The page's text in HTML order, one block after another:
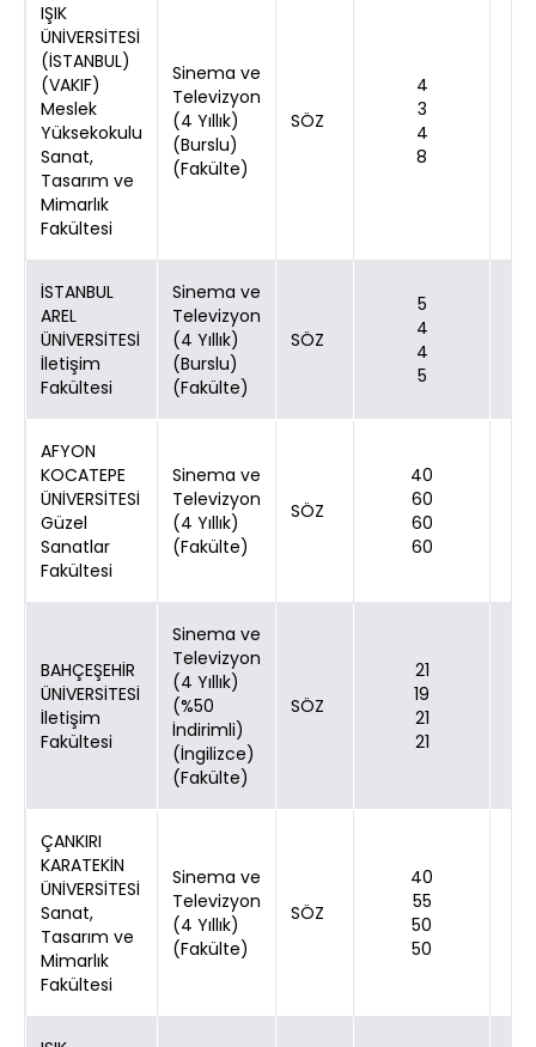
IŞIK
ÜNİVERSİTESİ
(İSTANBUL)
(VAKIF)
Meslek
Yüksekokulu
Sanat,
Tasarım ve
Mimarlık
Fakültesi
Sinema ve
Televizyon
(4 Yıllık)
(Burslu)
(Fakülte)
SÖZ
4
3
4
8
İSTANBUL
AREL
ÜNİVERSİTESİ
İletişim
Fakültesi
Sinema ve
Televizyon
(4 Yıllık)
(Burslu)
(Fakülte)
SÖZ
5
4
4
5
AFYON
KOCATEPE
ÜNİVERSİTESİ
Güzel
Sanatlar
Fakültesi
Sinema ve
Televizyon
(4 Yıllık)
(Fakülte)
SÖZ
40
60
60
60
BAHÇEŞEHİR
ÜNİVERSİTESİ
İletişim
Fakültesi
Sinema ve
Televizyon
(4 Yıllık)
(%50
İndirimli)
(İngilizce)
(Fakülte)
SÖZ
21
19
21
21
ÇANKIRI
KARATEKİN
ÜNİVERSİTESİ
Sanat,
Tasarım ve
Mimarlık
Fakültesi
Sinema ve
Televizyon
(4 Yıllık)
(Fakülte)
SÖZ
40
55
50
50